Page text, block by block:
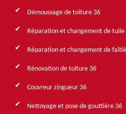
Démoussage de toiture 36
Réparation et changement de tuile
Réparation et changement de
Rénovation de toiture 36
Couvreur zingueur 36
Nettoyage et pose de gouttière 36